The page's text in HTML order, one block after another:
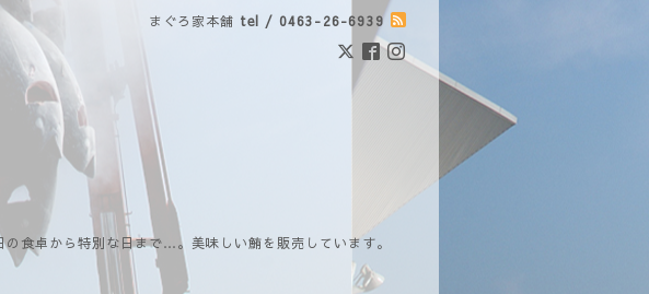
まぐろ家本舗 tel / 0463-26-6939
食卓から特別な日まで…。美味しい鮪を販売しています。